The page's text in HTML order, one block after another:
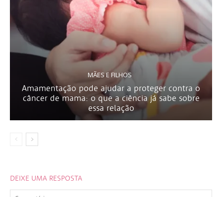
MÃES E FILHOS
Amamentação pode ajudar a proteger contra o
câncer de mama: o que a ciência já sabe sobre
essa relação
DEIXE UMA RESPOSTA